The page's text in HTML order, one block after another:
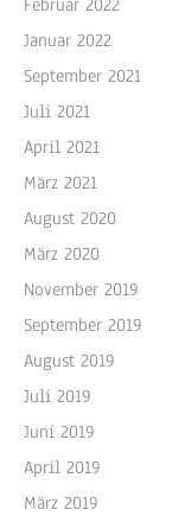
Januar 2022
September 2021
Juli 2021
April 2021
März 2021
August 2020
März 2020
November 2019
September 2019
August 2019
Juli 2019
Juni 2019
April 2019
März 2019